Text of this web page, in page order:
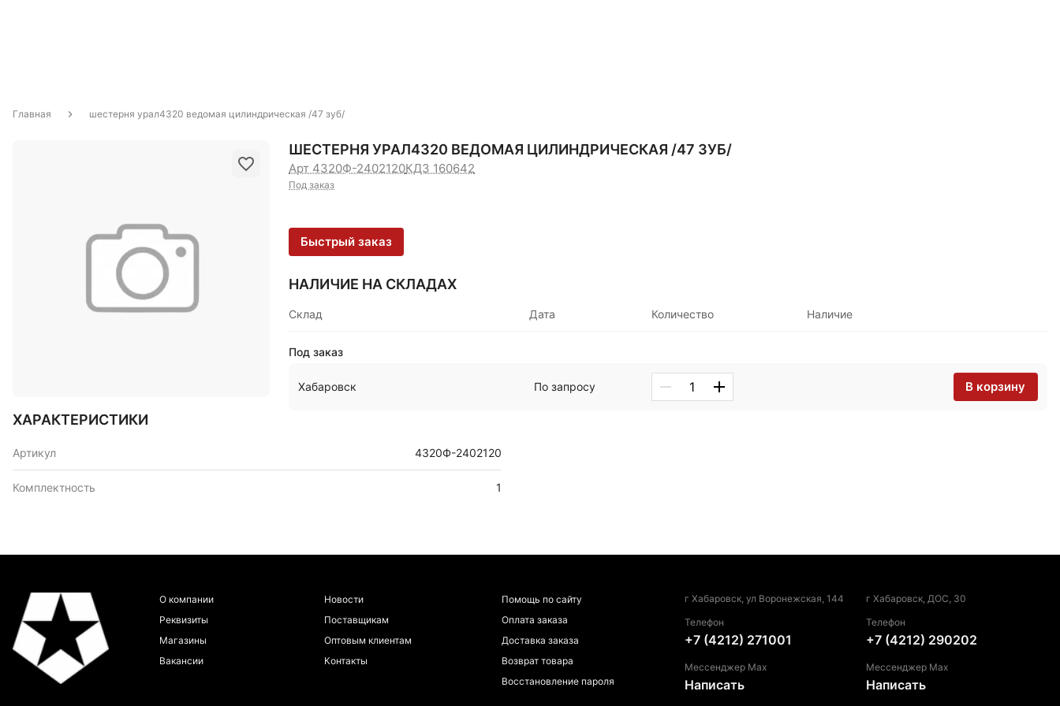
Главная шестерня урал4320 ведомая цилиндрическая /47 зуб/
ШЕСТЕРНЯ УРАЛ4320 ВЕДОМАЯ ЦИЛИНДРИЧЕСКАЯ /47 ЗУБ/
Арт 4320Ф-2402120КДЗ 160642
Под заказ
Быстрый заказ
НАЛИЧИЕ НА СКЛАДАХ
Склад Дата Количество Наличие
Под заказ
Хабаровск По запросу В корзину
ХАРАКТЕРИСТИКИ
Артикул 4320Ф-2402120
Комплектность 1
О компании
Реквизиты
Магазины
Вакансии
Новости
Поставщикам
Оптовым клиентам
Контакты
Помощь по сайту
Оплата заказа
Доставка заказа
Возврат товара
Восстановление пароля
г Хабаровск, ул Воронежская, 144
Телефон
+7 (4212) 271001
Мессенджер Max
Написать
г Хабаровск, ДОС, 30
Телефон
+7 (4212) 290202
Мессенджер Max
Написать